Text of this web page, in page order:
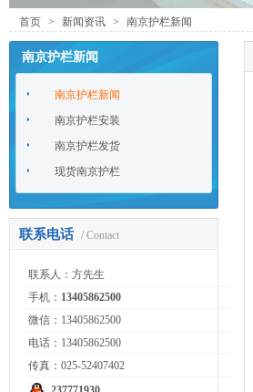
首页 > 新闻资讯 > 南京护栏新闻
南京护栏新闻
南京护栏新闻
南京护栏安装
南京护栏发货
现货南京护栏
联系电话 / Contact
联系人：方先生
手机： 13405862500
微信：13405862500
电话：13405862500
传真：025-52407402